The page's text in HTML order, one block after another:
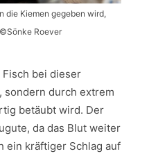
die Kiemen gegeben wird,
Roever
bei dieser
durch extrem
betäubt wird. Der
da das Blut weiter
ein kräftiger Schlag auf